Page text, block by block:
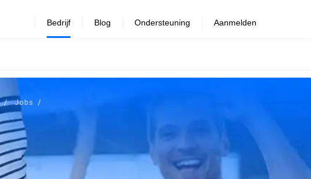
Bedrijf Blog Ondersteuning Aanmelden
Jobs